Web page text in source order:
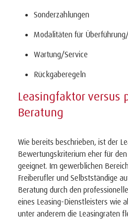
Sonderzahlungen
Modalitäten für
Wartung/Service
Rückgaberegeln
Leasingfaktor versus
Beratung
Wie bereits beschrieben, ist der
Bewertungskriterium eher für
geeignet. Im gewerblichen
Freiberufler und Selbstständige
Beratung durch den
eines Leasing-Dienstleisters wie
unter anderem die Leasingraten